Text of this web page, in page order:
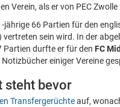
Verein, als er von PEC
66 Partien für den
sein wird. In der
Partien durfte er für den FC
einiger Vereine
steht bevor
Transfergerüchteauf,